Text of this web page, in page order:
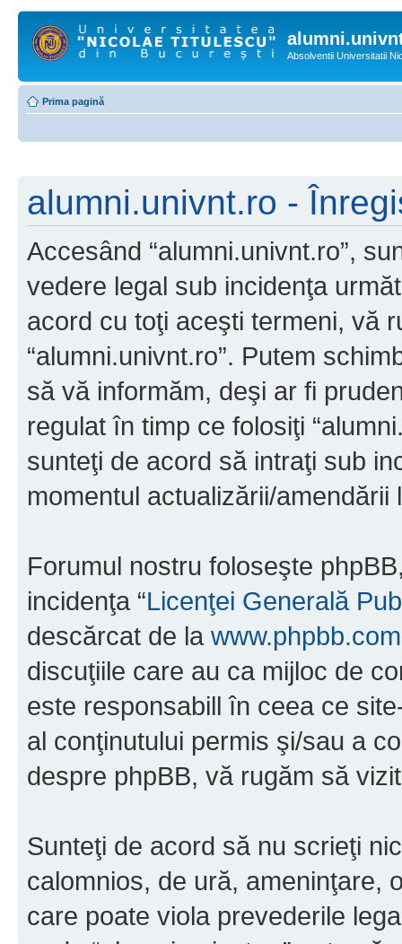
Absolventii Universitatii
Prima pagină
alumni.univnt.ro -
Accesând “alumni.univnt.ro”,
vedere legal sub incidenţa
acord cu toţi aceşti termeni, vă
“alumni.univnt.ro”. Putem
să vă informăm, deşi ar fi
regulat în timp ce folosiţi
sunteţi de acord să intraţi sub
momentul actualizării/amendării
Forumul nostru foloseşte
incidenţa “Licenţei Generală
descărcat de la www.phpbb.com
discuţiile care au ca mijloc de
este responsabill în ceea ce
al conţinutului permis şi/sau a
despre phpBB, vă rugăm să
Sunteţi de acord să nu scrieţi
calomnios, de ură, ameninţare,
care poate viola prevederile